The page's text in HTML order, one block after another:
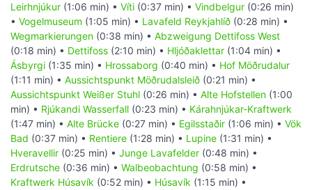
Leirhnjúkur (1:06 min) • Víti (0:37 min) • Vindbelgur (0:26 min)
• Vogelmuseum (1:05 min) • Lavafeld Reykjahlíð (0:28 min) •
Wegmarkierungen (0:38 min) • Abzweigung Dettifoss West
(0:18 min) • Dettifoss (2:10 min) • Hljóðaklettar (1:04 min) •
Ásbyrgi (1:35 min) • Hrossaborg (0:40 min) • Hof Möðrudalur
(1:11 min) • Aussichtspunkt Möðrudalsleið (0:21 min) •
Aussichtspunkt Weißer Stuhl (0:26 min) • Alte Hofstellen (1:00
min) • Rjúkandi Wasserfall (0:23 min) • Kárahnjúkar-Kraftwerk
(1:47 min) • Alte Brücke (0:27 min) • Egilsstaðir (1:06 min) • Vök
Bad (0:37 min) • Rentiere (1:28 min) • Lupine (1:31 min) •
Hveravellir (0:25 min) • Junge Lavafelder (0:48 min) •
Erdrutsche (0:36 min) • Walbeobachtung (0:58 min) •
Kraftwerk Húsavík (0:52 min) • Húsavík (1:15 min) •